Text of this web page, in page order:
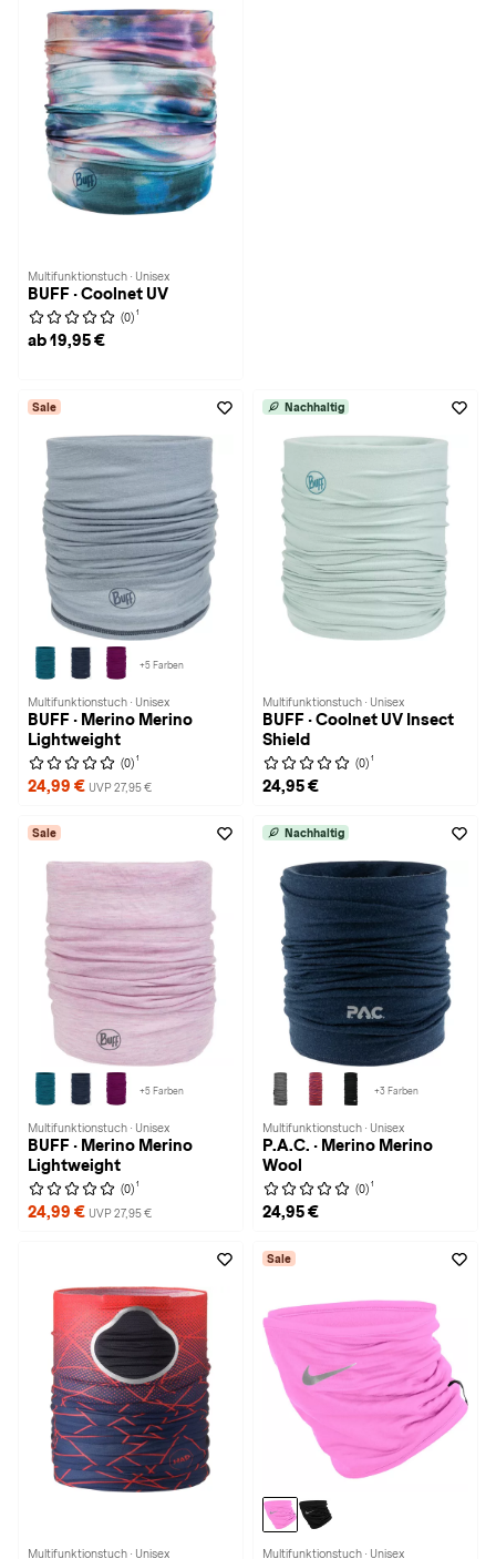
Multifunktionstuch · Unisex
BUFF · Coolnet UV
(0) 1
ab 19,95 €
Sale
+5 Farben
Multifunktionstuch · Unisex
BUFF · Merino Merino
Lightweight
(0) 1
24,99 € UVP 27,95 €
Nachhaltig
Multifunktionstuch · Unisex
BUFF · Coolnet UV Insect
Shield
(0) 1
24,95 €
Sale
+5 Farben
Multifunktionstuch · Unisex
BUFF · Merino Merino
Lightweight
(0) 1
24,99 € UVP 27,95 €
Nachhaltig
+3 Farben
Multifunktionstuch · Unisex
P.A.C. · Merino Merino
Wool
(0) 1
24,95 €
Multifunktionstuch · Unisex
Sale
Multifunktionstuch · Unisex